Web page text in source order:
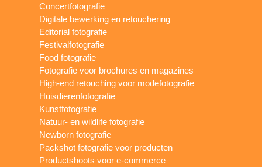
Concertfotografie
Digitale bewerking en retouchering
Editorial fotografie
Festivalfotografie
Food fotografie
Fotografie voor brochures en magazines
High-end retouching voor modefotografie
Huisdierenfotografie
Kunstfotografie
Natuur- en wildlife fotografie
Newborn fotografie
Packshot fotografie voor producten
Productshoots voor e-commerce